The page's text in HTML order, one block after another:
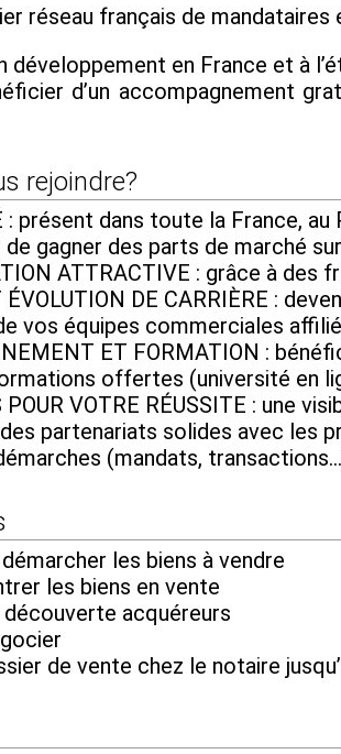
réseau français de
développement en France et à
d’un accompagnement
rejoindre?
: présent dans toute la France,
de gagner des parts de marché
ATTRACTIVE : grâce à
ÉVOLUTION DE CARRIÈRE :
vos équipes commerciales
ET FORMATION :
offertes (université en
POUR VOTRE RÉUSSITE : une
des partenariats solides avec les
(mandats,
les biens à vendre
les biens en vente
acquéreurs
de vente chez le notaire